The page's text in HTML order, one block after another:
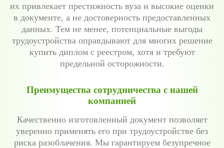
их привлекает престижность вуза и высокие оценки
в документе, а не достоверность предоставленных
данных. Тем не менее, потенциальные выгоды
трудоустройства оправдывают для многих решение
купить диплом с реестром, хотя и требуют
предельной осторожности.
Преимущества сотрудничества с нашей
компанией
Качественно изготовленный документ позволяет
уверенно применять его при трудоустройстве без
риска разоблачения. Мы гарантируем безупречное